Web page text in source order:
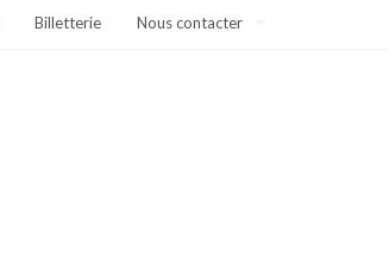
Billetterie Nous contacter